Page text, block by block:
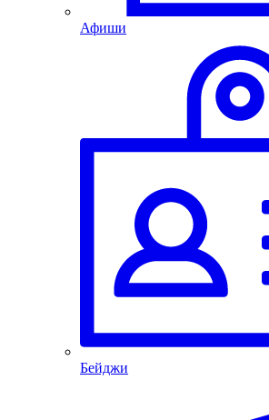
Афиши
Бейджи